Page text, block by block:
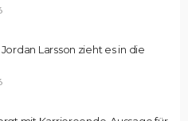
Larsson zieht es in die